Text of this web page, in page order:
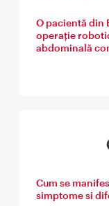
O pacientă din
operație
abdominală
Cum se
simptome si